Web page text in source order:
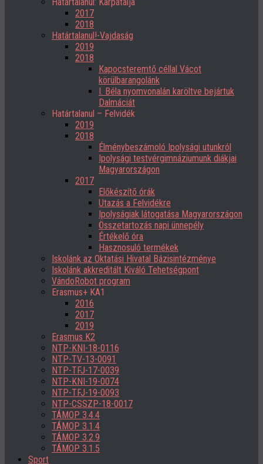
2017
2018
Határtalanul!-Vajdaság
2019
2018
Kapocsteremtő céllal Vácot
körülbarangolánk
I. Béla nyomvonalán karöltve bejártuk
Dalmáciát
Határtalanul – Felvidék
2019
2018
Élménybeszámoló Ipolysági utunkról
Ipolysági testvérgimnáziumunk diákjai
Magyarországon
2017
Előkészítő órák
Utazás a Felvidékre
Ipolyságiak látogatása Magyarországon
Összetartozás napi ünnepély
Értékelő óra
Hasznosuló termékek
Iskolánk az Oktatási Hivatal Bázisintézménye
Iskolánk akkreditált Kiváló Tehetségpont
VándoRobot program
Erasmus+ KA1
2016
2017
2019
Erasmus K2
NTP-KNI-18-0116
NTP-TV-13-0091
NTP-TFJ-17-0039
NTP-KNI-19-0074
NTP-TFJ-19-0093
NTP-CSSZP-18-0017
TÁMOP 3.4.4
TÁMOP 3.1.4
TÁMOP 3.2.9
TÁMOP 3.1.5
Sport